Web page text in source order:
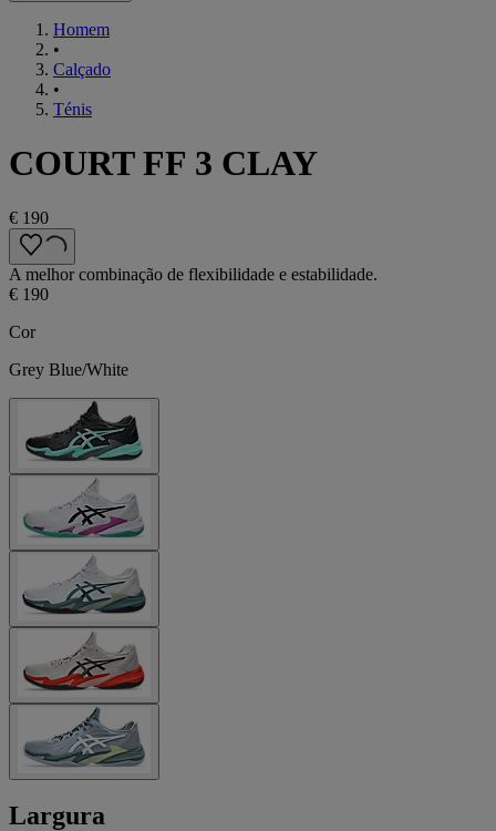
Homem
•
Calçado
•
Ténis
COURT FF 3 CLAY
€ 190
A melhor combinação de flexibilidade e estabilidade.
€ 190
Cor
Grey Blue/White
Largura